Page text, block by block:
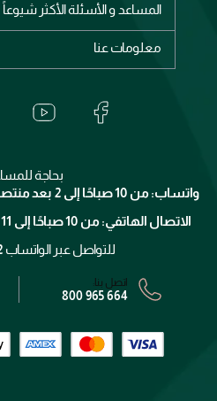
الأكثر مبيعاً
اشترِ بطاقة هدية
بربري
إيف سان لوران
المساعد و الأسئلة الأكثر شيوعاً
الإرجاع
معلومات عنا
خدمات المعارض
برنامج الولاء ميوز
الشروط و الأحكام
سياسة الخصوصية
بحاجة
واتساب: من 10 صباحًا إلى 2 بعد منتصف الليل (من الإثنين إلى الأحد)
الاتصال الهاتفي: من 10 صباحًا إلى 11 مساءً (من الإثنين إلى الأحد)
للتواصل عبر الواتساب
اتصل بنا:
800 965 664